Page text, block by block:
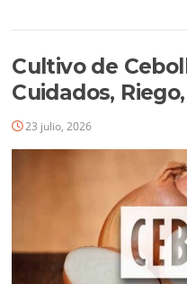
Cultivo de
Cuidados,
23 julio, 2026